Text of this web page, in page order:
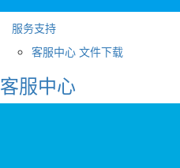
服务支持
客服中心 文件下载
客服中心